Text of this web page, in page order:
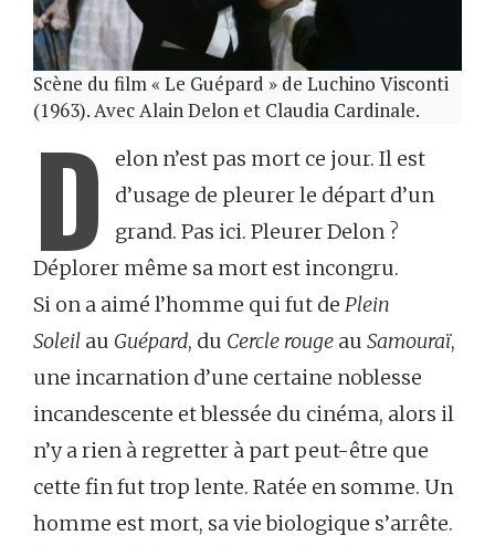
Scène du film « Le Guépard » de Luchino Visconti
(1963). Avec Alain Delon et Claudia Cardinale.
D
elon n’est pas mort ce jour. Il est
d’usage de pleurer le départ d’un
grand. Pas ici. Pleurer Delon ?
Déplorer même sa mort est incongru.
Si on a aimé l’homme qui fut de Plein
Soleil au Guépard, du Cercle rouge au Samouraï,
une incarnation d’une certaine noblesse
incandescente et blessée du cinéma, alors il
n’y a rien à regretter à part peut-être que
cette fin fut trop lente. Ratée en somme. Un
homme est mort, sa vie biologique s’arrête.